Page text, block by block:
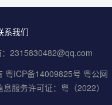
系我们
2315830482@qq.com
粤ICP备14009825号 粤公网
服务许可证：粤（2022）